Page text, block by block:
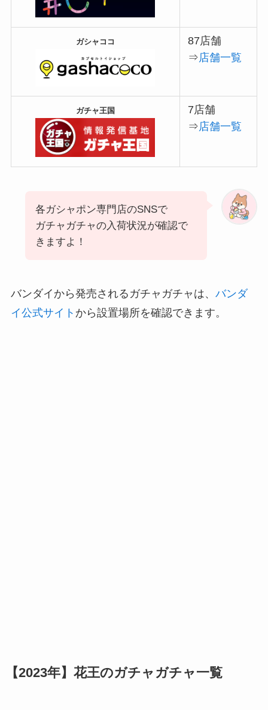
ガシャココ
87店舗
⇒店舗一覧
ガチャ王国
7店舗
⇒店舗一覧
各ガシャポン専門店のSNSで
ガチャガチャの入荷状況が確認で
きますよ！
バンダイから発売されるガチャガチャは、 バンダ
イ公式サイト から設置場所を確認できます。
【2023年】花王のガチャガチャ一覧